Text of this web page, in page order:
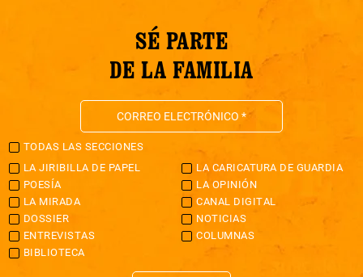
SÉ PARTE
DE LA FAMILIA
TODAS LAS SECCIONES
LA JIRIBILLA DE PAPEL
LA CARICATURA DE GUARDIA
POESÍA
LA OPINIÓN
LA MIRADA
CANAL DIGITAL
DOSSIER
NOTICIAS
ENTREVISTAS
COLUMNAS
BIBLIOTECA